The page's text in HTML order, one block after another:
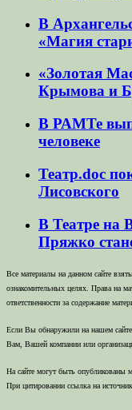
В
«Магия
«Золотая
Крымова и
В РАМТе
человеке
Театр.doc
Лисовского
В Театре на
Пряжко
Все материалы на данном сайте
ознакомительных целях. Права на
ответственности за содержание
Если Вы обнаружили на нашем
Вам, Вашей компании или
На сайте могут быть опубликованы
При цитировании ссылка на